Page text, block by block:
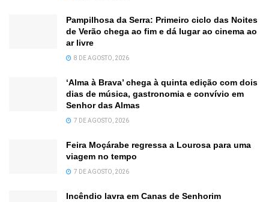
Pampilhosa da Serra: Primeiro ciclo das Noites
de Verão chega ao fim e dá lugar ao cinema ao
ar livre
8 DE AGOSTO, 2026
‘Alma à Brava’ chega à quinta edição com dois
dias de música, gastronomia e convívio em
Senhor das Almas
7 DE AGOSTO, 2026
Feira Moçárabe regressa a Lourosa para uma
viagem no tempo
7 DE AGOSTO, 2026
Incêndio lavra em Canas de Senhorim